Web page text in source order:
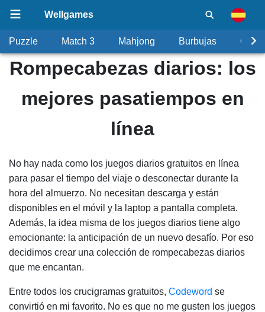
Wellgames
Puzzle Match 3 Mahjong Burbujas
Rompecabezas diarios: los
mejores pasatiempos en
línea
No hay nada como los juegos diarios gratuitos en línea
para pasar el tiempo del viaje o desconectar durante la
hora del almuerzo. No necesitan descarga y están
disponibles en el móvil y la laptop a pantalla completa.
Además, la idea misma de los juegos diarios tiene algo
emocionante: la anticipación de un nuevo desafío. Por eso
decidimos crear una colección de rompecabezas diarios
que me encantan.
Entre todos los crucigramas gratuitos, Codeword se
convirtió en mi favorito. No es que no me gusten los juegos